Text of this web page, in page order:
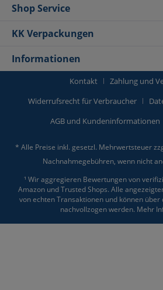
Shop Service
KK Verpackungen
Informationen
Kontakt
Zahlung und
Widerrufsrecht für Verbraucher
AGB und Kundeninformationen
* Alle Preise inkl. gesetzl. Mehrwertsteuer
Nachnahmegebühren, wenn nicht
¹ Wir aggregieren Bewertungen von
Amazon und Trusted Shops. Alle
von echten Transaktionen und können
nachvollzogen werden. Mehr